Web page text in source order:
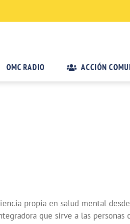
OMC RADIO ACCIÓN
propia en salud mental
que sirve a las